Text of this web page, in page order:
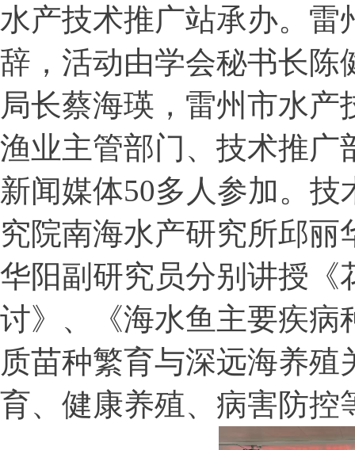
水产技术推广站承办。雷
辞，活动由学会秘书长陈
局长蔡海瑛，雷州市水
渔业主管部门、技术推广
新闻媒体50多人参加。
究院南海水产研究所邱
华阳副研究员分别讲授《
讨》、《海水鱼主要疾病
质苗种繁育与深远海养
育、健康养殖、病害防控